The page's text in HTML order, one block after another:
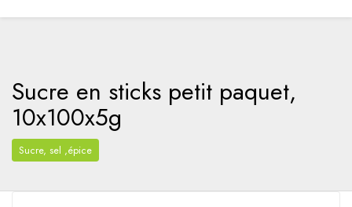
Sucre en sticks petit paquet,
10x100x5g
Sucre, sel ,épice